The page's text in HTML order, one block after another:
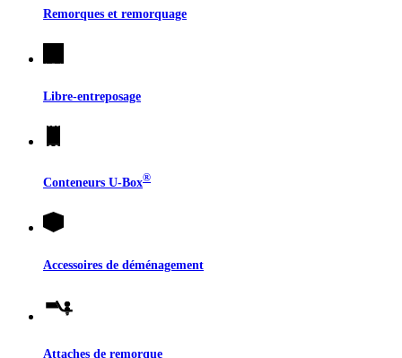
Remorques et remorquage
Libre-entreposage
Conteneurs U-Box®
Accessoires de déménagement
Attaches de remorque